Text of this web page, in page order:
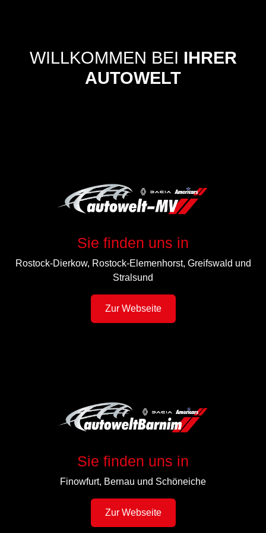
WILLKOMMEN BEI IHRER
AUTOWELT
Sie finden uns in
Rostock-Dierkow, Rostock-Elemenhorst, Greifswald und
Stralsund
Zur Webseite
Sie finden uns in
Finowfurt, Bernau und Schöneiche
Zur Webseite